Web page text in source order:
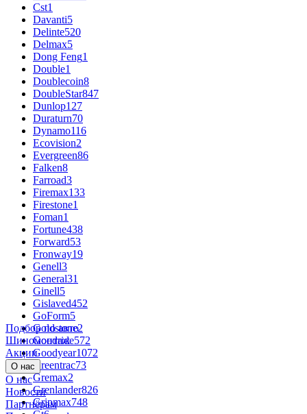
Cst1
Davanti5
Delinte520
Delmax5
Dong Feng1
Double1
Doublecoin8
DoubleStar847
Dunlop127
Duraturn70
Dynamo116
Ecovision2
Evergreen86
Falken8
Farroad3
Firemax133
Firestone1
Foman1
Fortune438
Forward53
Fronway19
Genell3
General31
Ginell5
Gislaved452
GoForm5
Goldstone2
Goodride572
Goodyear1072
Greentrac73
Gremax2
Grenlander826
Gripmax748
Подбор по авто
Шиномонтаж
Акции
О нас
О нас
Новости
Партнёрам